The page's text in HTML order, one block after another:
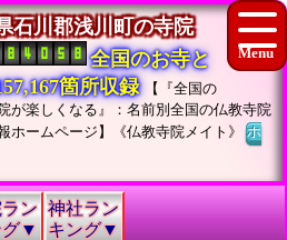
石川郡浅川町の寺院
全国のお寺と
箇所収録
【『全国の
が楽しくなる』：名前別全国の仏教寺院
ホームページ】《仏教寺院メイト》ホ
ン
グ▼
神社ラン
キング▼